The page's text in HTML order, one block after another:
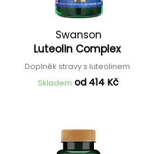
Swanson
Luteolin Complex
Doplněk stravy s luteolinem
Skladem od 414 Kč